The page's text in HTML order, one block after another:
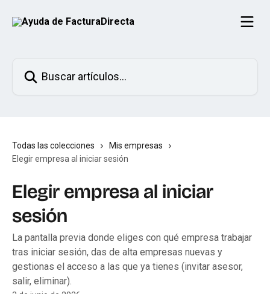
Todas las colecciones
Mis empresas
Elegir empresa al iniciar sesión
Elegir empresa al iniciar
sesión
La pantalla previa donde eliges con qué empresa trabajar
tras iniciar sesión, das de alta empresas nuevas y
gestionas el acceso a las que ya tienes (invitar asesor,
salir, eliminar).